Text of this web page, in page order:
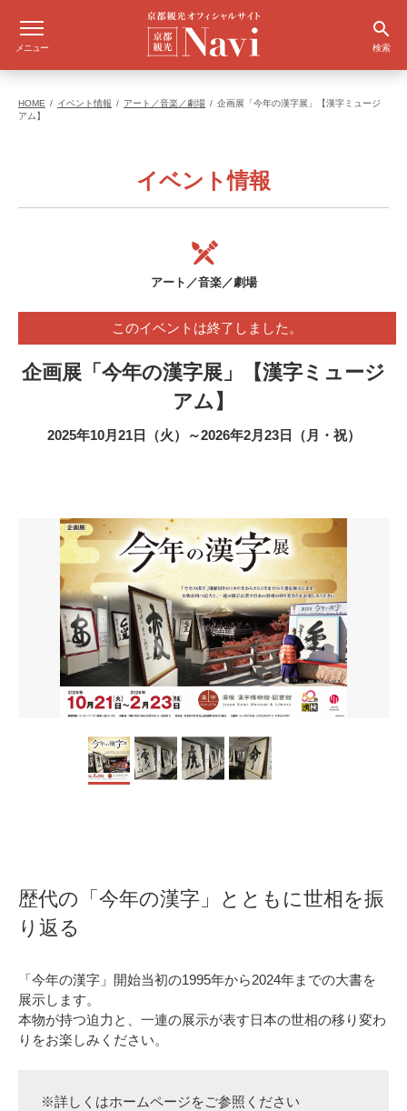
メニュー 検索
HOME イベント情報 アート／音楽／劇場
企画展「今年の漢字展」【漢字ミュージ
アム】
イベント情報
アート／音楽／劇場
このイベントは終了しました。
企画展「今年の漢字展」【漢字ミュージ
アム】
2025年10月21日（火）～2026年2月23日（月・祝）
歴代の「今年の漢字」とともに世相を振
り返る
「今年の漢字」開始当初の1995年から2024年までの大書を
展示します。
本物が持つ迫力と、一連の展示が表す日本の世相の移り変わ
りをお楽しみください。
※詳しくはホームページをご参照ください